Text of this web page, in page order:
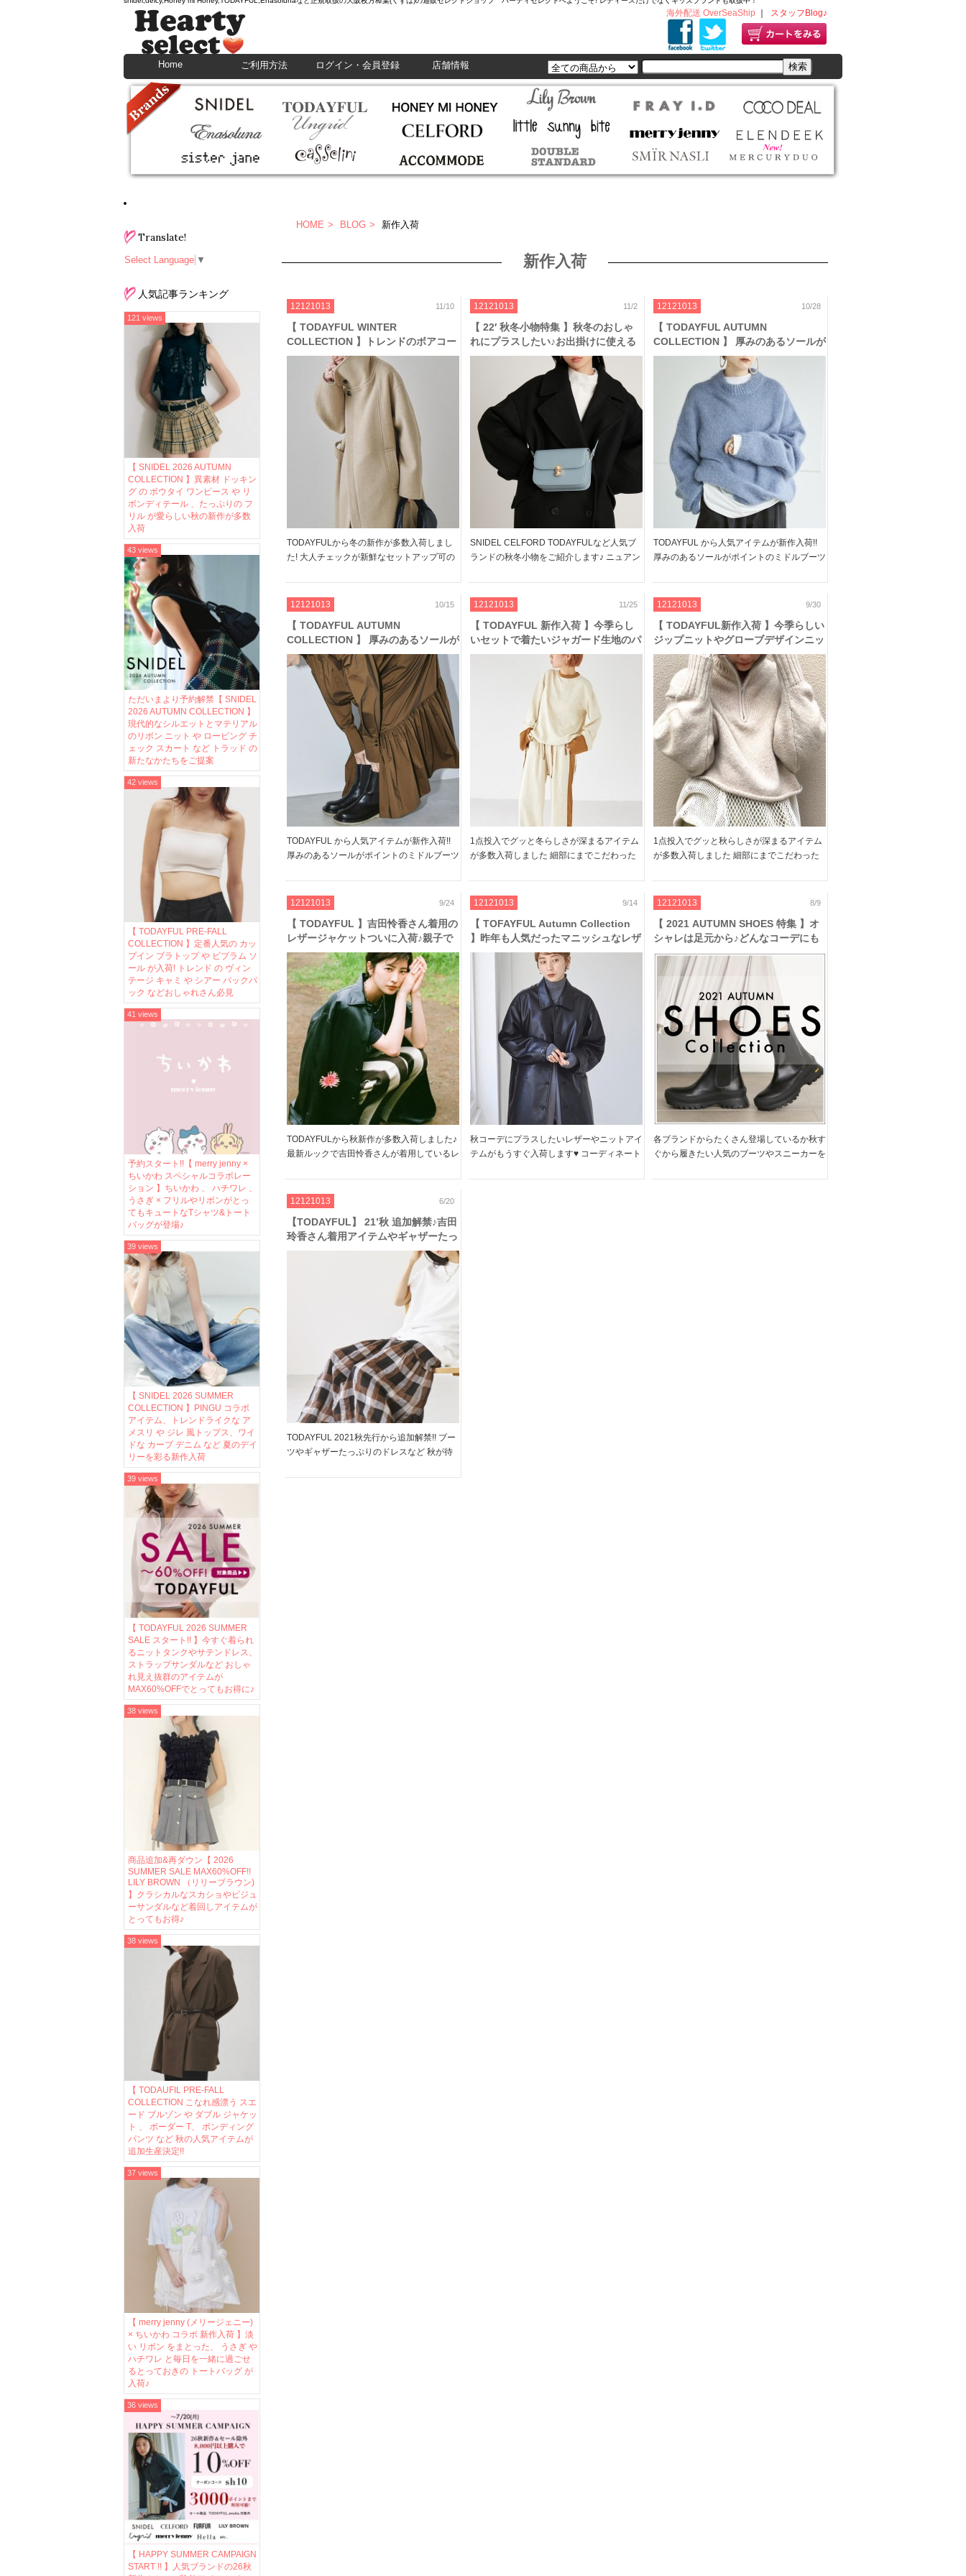
海外配送 OverSeaShip スタッフBlog♪
Home ご利用方法 ログイン・会員登録 店舗情報
Translate!
Select Language ▼
人気記事ランキング
【 SNIDEL 2026 AUTUMN
COLLECTION 】異素材 ドッキン
グ の ボウタイ ワンピース や リ
ボンディテール 、たっぷりの フ
リル が愛らしい秋の新作が多数
入荷
121 views
ただいまより予約解禁【 SNIDEL
2026 AUTUMN COLLECTION 】
現代的なシルエットとマテリアル
のリボン ニット や ロービング チ
ェック スカート など トラッド の
新たなかたちをご提案
43 views
【 TODAYFUL PRE-FALL
COLLECTION 】定番人気の カッ
プイン ブラトップ や ビブラム ソ
ール が入荷! トレンド の ヴィン
テージ キャミ や シアー バックパ
ック などおしゃれさん必見
42 views
予約スタート!!【 merry jenny ×
ちいかわ スペシャルコラボレー
ション 】ちいかわ 、 ハチワレ 、
うさぎ × フリルやリボンがとっ
てもキュートなTシャツ&トート
バッグが登場♪
41 views
【 SNIDEL 2026 SUMMER
COLLECTION 】PINGU コラボ
アイテム、トレンドライクな ア
メスリ や ジレ 風トップス、ワイ
ドな カーブ デニム など 夏のデイ
リーを彩る新作入荷
39 views
【 TODAYFUL 2026 SUMMER
SALE スタート!! 】今すぐ着られ
るニットタンクやサテンドレス、
ストラップサンダルなど おしゃ
れ見え抜群のアイテムが
MAX60%OFFでとってもお得に♪
39 views
商品追加&再ダウン【 2026
SUMMER SALE MAX60%OFF!!
LILY BROWN （リリーブラウン)
】クラシカルなスカショやビジュ
ーサンダルなど着回しアイテムが
とってもお得♪
38 views
【 TODAUFIL PRE-FALL
COLLECTION こなれ感漂う スエ
ード ブルゾン や ダブル ジャケッ
ト 、 ボーダー T、 ボンディング
パンツ など 秋の人気アイテムが
追加生産決定!!
38 views
【 merry jenny (メリージェニー)
× ちいかわ コラボ 新作入荷 】淡
い リボン をまとった、 うさぎ や
ハチワレ と毎日を一緒に過ごせ
るとっておきの トートバッグ が
入荷♪
37 views
【 HAPPY SUMMER CAMPAIGN
START !! 】人気ブランドの26秋
36 views
HOME BLOG 新作入荷
新作入荷
12121013 11/10
【 TODAYFUL WINTER
COLLECTION 】トレンドのボアコー
トやウールブルゾン、ハンドニットベ
ストなど シーズンライクなアイテム
が多数入荷
TODAYFULから冬の新作が多数入荷しまし
た! 大人チェックが新鮮なセットアップ可の
ボアコートやウールブルゾンなど、コーデの
主役になるアウターも豊富です デイリーコ
ーデに取り入 […]
12121013 11/2
【 22′ 秋冬小物特集 】秋冬のおしゃ
れにプラスしたい♪お出掛けに使える
ミニバッグやバケットハットなど
SNIDEL CELFORD TODAYFULなど人気ブ
ランドの秋冬小物をご紹介します♪ ニュアン
光るアクセサリーなど デイリーはもちろ
ん、お出かけやフォーマルな日にも活躍する
アイ […]
12121013 10/28
【 TODAYFUL AUTUMN
COLLECTION 】 厚みのあるソールが
ポイントのミドルブーツやデザインニ
ット、冬アウターが入荷
TODAYFUL から人気アイテムが新作入荷!!
厚みのあるソールがポイントのミドルブーツ
ロングシーズン活躍するアイテムばかり い
つものコーデにプラスするだけで、こなれた
スタイルが […]
12121013 10/15
【 TODAYFUL AUTUMN
COLLECTION 】 厚みのあるソールが
ポイントのミドルブーツやデザインニ
ットなどロングシーズン活躍するアイ
TODAYFUL から人気アイテムが新作入荷!!
厚みのあるソールがポイントのミドルブーツ
ン活躍するアイテムばかり いつものコーデ
にプラスするだけで、こなれたスタイルが叶
います。 […]
12121013 11/25
【 TODAYFUL 新作入荷 】今季らし
いセットで着たいジャガード生地のパ
ンツとトップス、マストなミドルブー
1点投入でグッと冬らしさが深まるアイテム
が多数入荷しました 細部にまでこだわった
ップスや 一点投入でサマになるブーツや
TODAYFULらしいアイテムに注目です◎ ぜ
ひご覧ください […]
12121013 9/30
【 TODAYFUL新作入荷 】今季らしい
ジップニットやグローブデザインニッ
トなど♪コーデにプラスして秋モード
にシフトチェンジ♥
1点投入でグッと秋らしさが深まるアイテム
が多数入荷しました 細部にまでこだわった
ラ―や、スタイリングを引き締めるベーシッ
クカラーなど TODAYFULらしいカラーバリ
エにも注目です […]
12121013 9/24
【 TODAYFUL 】吉田怜香さん着用の
レザージャケットついに入荷♪親子で
着たいドレスシャツや、完売ブーツで
こなれた秋コーデに♥
TODAYFULから秋新作が多数入荷しました♪
最新ルックで吉田怜香さんが着用しているレ
いニット、大人気のブーツまで TODAYFUL
らしい、トータルコーデもできちゃいます◎
是非 […]
12121013 9/14
【 TOFAYFUL Autumn Collection
】昨年も人気だったマニッシュなレザ
ージャケットや、ニットベストなども
うすぐ入荷のアイテムをご紹介♪
秋コーデにプラスしたいレザーやニットアイ
テムがもうすぐ入荷します♥ コーディネート
アイテムばかり TODAYFULならではの他に
12121013 8/9
【 2021 AUTUMN SHOES 特集 】オ
シャレは足元から♪どんなコーデにも
合わせやすい TODAYFUL のミドルブ
ーツやメンズライクなボリュームソー
ルがポイントの SNIDEL ロングブー
ツなど
各ブランドからたくさん登場しているか秋す
ぐから履きたい人気のブーツやスニーカーを
シーンに合わせて使い分けられるシューズが
12121013 6/20
【TODAYFUL】 21’秋 追加解禁♪吉田
玲香さん着用アイテムやギャザーたっ
ぷりのドレスやブーツなど!!
TODAYFUL 2021秋先行から追加解禁!! ブー
ツやギャザーたっぷりのドレスなど 秋が待
絶対おさえるべき最新トレンドが盛沢山◎